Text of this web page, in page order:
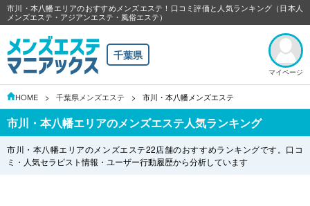
市川・本八幡エリアのおすすめメンズエステ！口コミ評価と人気ランキング（日本人
メンズエステ・アジアンエステ・風俗エステ）
千葉県
マイページ
HOME 千葉県メンズエステ 市川・本八幡メンズエステ
市川・本八幡エリアのメンズエステ人気ランキング
市川・本八幡エリアのメンズエステ22店舗のおすすめランキングです。口コ
ミ・人気セラピスト情報・ユーザー行動履歴から分析しています